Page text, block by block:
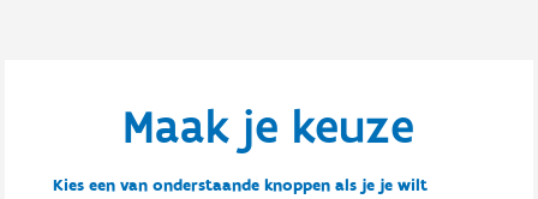
Maak je keuze
Kies een van onderstaande knoppen als je je wilt